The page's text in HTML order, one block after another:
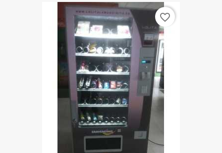
favorite_border